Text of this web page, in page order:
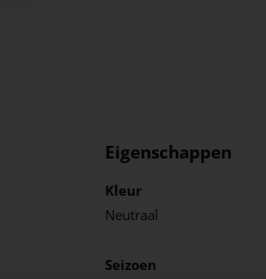
Eigenschappen
Kleur
Neutraal
Seizoen